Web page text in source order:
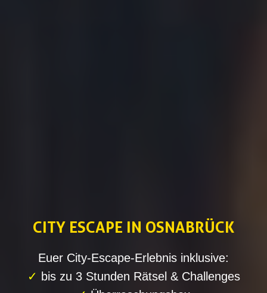
CITY ESCAPE IN OSNABRÜCK
Euer City-Escape-Erlebnis inklusive:
✓ bis zu 3 Stunden Rätsel & Challenges